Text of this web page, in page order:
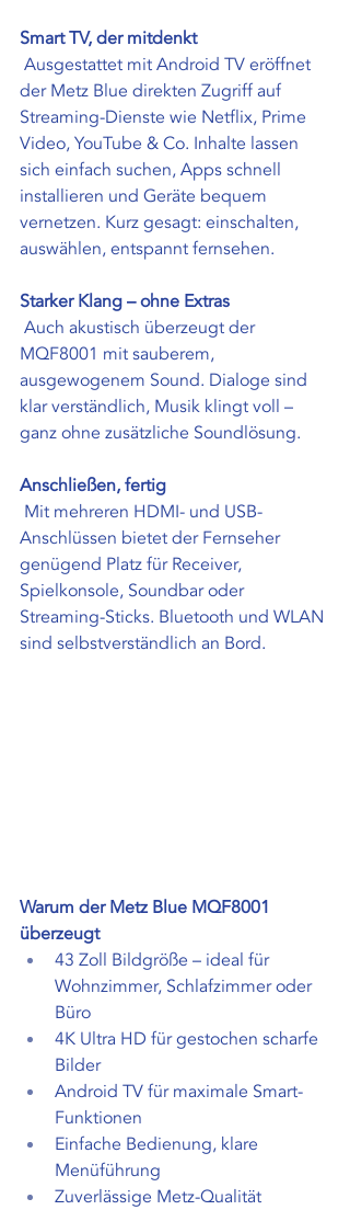
Smart TV, der mitdenkt
Ausgestattet mit Android TV eröffnet
der Metz Blue direkten Zugriff auf
Streaming-Dienste wie Netflix, Prime
Video, YouTube & Co. Inhalte lassen
sich einfach suchen, Apps schnell
installieren und Geräte bequem
vernetzen. Kurz gesagt: einschalten,
auswählen, entspannt fernsehen.
Starker Klang – ohne Extras
Auch akustisch überzeugt der
MQF8001 mit sauberem,
ausgewogenem Sound. Dialoge sind
klar verständlich, Musik klingt voll –
ganz ohne zusätzliche Soundlösung.
Anschließen, fertig
Mit mehreren HDMI- und USB-
Anschlüssen bietet der Fernseher
genügend Platz für Receiver,
Spielkonsole, Soundbar oder
Streaming-Sticks. Bluetooth und WLAN
sind selbstverständlich an Bord.
Warum der Metz Blue MQF8001
überzeugt
43 Zoll Bildgröße – ideal für
Wohnzimmer, Schlafzimmer oder
Büro
4K Ultra HD für gestochen scharfe
Bilder
Android TV für maximale Smart-
Funktionen
Einfache Bedienung, klare
Menüführung
Zuverlässige Metz-Qualität